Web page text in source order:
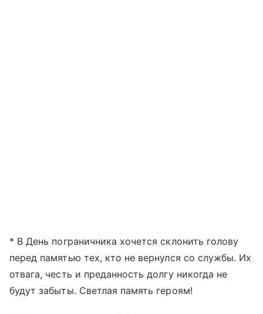
* В День пограничника хочется склонить голову
перед памятью тех, кто не вернулся со службы. Их
отвага, честь и преданность долгу никогда не
будут забыты. Светлая память героям!